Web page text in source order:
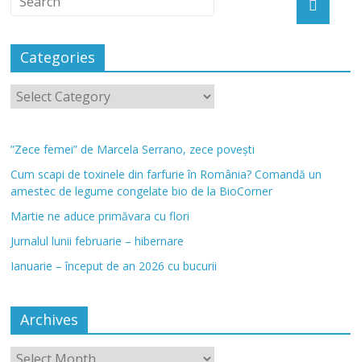
Categories
”Zece femei” de Marcela Serrano, zece povești
Cum scapi de toxinele din farfurie în România? Comandă un
amestec de legume congelate bio de la BioCorner
Martie ne aduce primăvara cu flori
Jurnalul lunii februarie – hibernare
Ianuarie – început de an 2026 cu bucurii
Archives